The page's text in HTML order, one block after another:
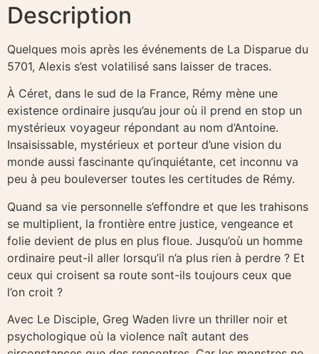
Description
Quelques mois après les événements de La Disparue du
5701, Alexis s’est volatilisé sans laisser de traces.
À Céret, dans le sud de la France, Rémy mène une
existence ordinaire jusqu’au jour où il prend en stop un
mystérieux voyageur répondant au nom d’Antoine.
Insaisissable, mystérieux et porteur d’une vision du
monde aussi fascinante qu’inquiétante, cet inconnu va
peu à peu bouleverser toutes les certitudes de Rémy.
Quand sa vie personnelle s’effondre et que les trahisons
se multiplient, la frontière entre justice, vengeance et
folie devient de plus en plus floue. Jusqu’où un homme
ordinaire peut-il aller lorsqu’il n’a plus rien à perdre ? Et
ceux qui croisent sa route sont-ils toujours ceux que
l’on croit ?
Avec Le Disciple, Greg Waden livre un thriller noir et
psychologique où la violence naît autant des